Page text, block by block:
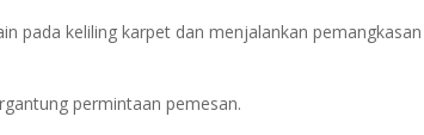
pada keliling karpet dan menjalankan pemangkasan
permintaan pemesan.